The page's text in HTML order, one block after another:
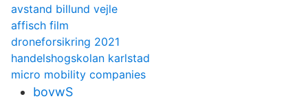
avstand billund vejle
affisch film
droneforsikring 2021
handelshogskolan karlstad
micro mobility companies
bovwS